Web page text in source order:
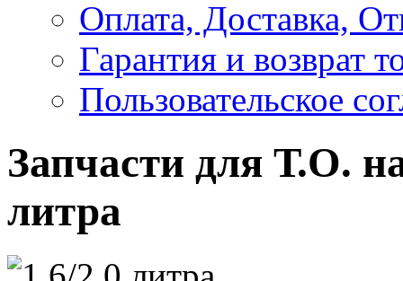
Оплата, Доставка,
Гарантия и возврат
Пользовательское
Запчасти для Т.О.
литра